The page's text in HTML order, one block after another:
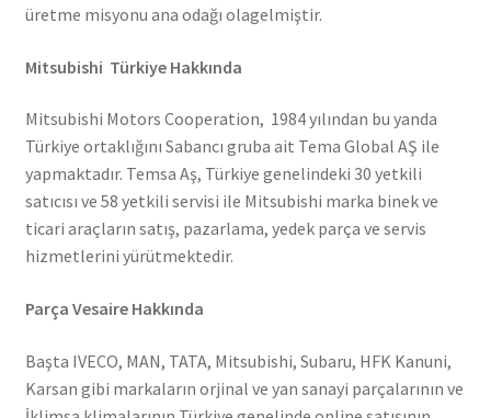
üretme misyonu ana odağı olagelmiştir.
Mitsubishi Türkiye Hakkında
Mitsubishi Motors Cooperation, 1984 yılından bu yanda
Türkiye ortaklığını Sabancı gruba ait Tema Global AŞ ile
yapmaktadır. Temsa Aş, Türkiye genelindeki 30 yetkili
satıcısı ve 58 yetkili servisi ile Mitsubishi marka binek ve
ticari araçların satış, pazarlama, yedek parça ve servis
hizmetlerini yürütmektedir.
Parça Vesaire Hakkında
Başta IVECO, MAN, TATA, Mitsubishi, Subaru, HFK Kanuni,
Karsan gibi markaların orjinal ve yan sanayi parçalarının ve